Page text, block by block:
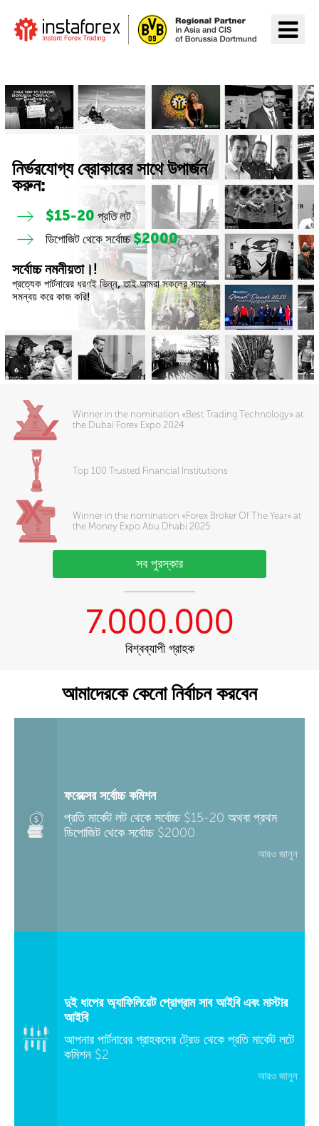
নির্ভরযোগ্য ব্রোকারের সাথে উপার্জন
করুন:
$15-20 প্রতি লট
ডিপোজিট থেকে সর্বোচ্চ$2000
সর্বোচ্চ নমনীয়তা।!
প্রত্যেক পার্টনারের ধরণই ভিন্ন, তাই আমরা সকলের সাথে
সমন্বয় করে কাজ করি!
Winner in the nomination «Best Trading Technology» at
the Dubai Forex Expo 2024
Top 100 Trusted Financial Institutions
Winner in the nomination «Forex Broker Of The Year» at
the Money Expo Abu Dhabi 2025
সব পুরস্কার
7.000.000
বিশ্বব্যাপী গ্রাহক
আমাদেরকে কেনো নির্বাচন করবেন
ফরেক্সের সর্বোচ্চ কমিশন
প্রতি মার্কেট লট থেকে সর্বোচ্চ $15-20 অথবা প্রথম
ডিপোজিট থেকে সর্বোচ্চ $2000
আরও জানুন
দুই ধাপের অ্যাফিলিয়েট প্রোগ্রাম সাব আইবি এবং মাস্টার
আইবি
আপনার পার্টনারের গ্রাহকদের ট্রেড থেকে প্রতি মার্কেট লটে
কমিশন $2
আরও জানুন